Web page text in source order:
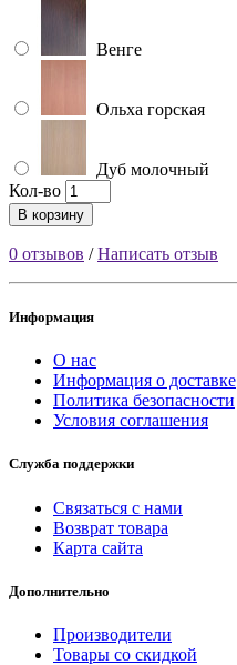
Венге
Ольха горская
Дуб молочный
Кол-во
В корзину
0 отзывов /Написать отзыв
Информация
О нас
Информация о доставке
Политика безопасности
Условия соглашения
Служба поддержки
Связаться с нами
Возврат товара
Карта сайта
Дополнительно
Производители
Товары со скидкой